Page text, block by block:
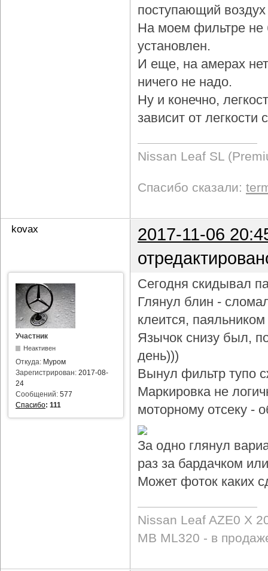
поступающий
На моем фильтре не
установлен.
И еще, на амерах
ничего не надо.
Ну и конечно,
зависит от
Nissan Leaf SL
Спасибо сказали:
kovax
2017-11-06
Участник
Неактивен
Откуда: Муром
Зарегистрирован: 2017-08-
24
Сообщений: 577
Спасибо: 111
Сегодня скидывал
Глянул блин -
клеится,
Язычок снизу был,
день)))
Вынул фильтр тупо
Маркировка не
моторному отсеку -
За одно глянул
раз за бардачком
Может фоток каких
Nissan Leaf AZE0 X
MB ML320 - в